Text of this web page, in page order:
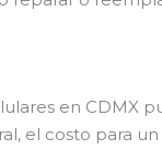
en CDMX
el costo para